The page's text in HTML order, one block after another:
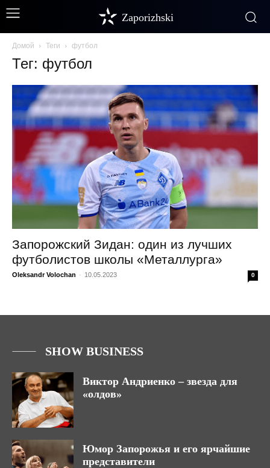
Zaporizhski
Домой Теги футбол
Тег: футбол
Запорожский Зидан: один из лучших
футболистов школы «Металлурга»
Oleksandr Volochan - 10.05.2023 0
SHOW BUSINESS
Виктор Андриенко – звезда для
«олдов»
Юмор Запорожья и его ярчайшие
представители